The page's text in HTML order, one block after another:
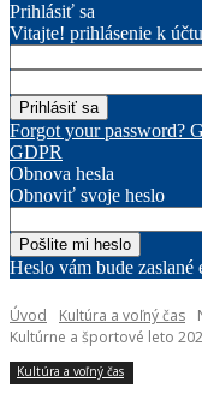
Prihlásiť sa
Vitajte! prihlásenie k účtu
Forgot your password?
GDPR
Obnova hesla
Obnoviť svoje heslo
Heslo vám bude zaslané
Úvod Kultúra a voľný čas
Kultúrne a športové leto
Kultúra a voľný čas